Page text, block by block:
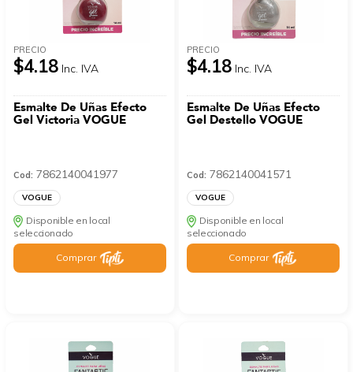
PRECIO
$4.18 Inc. IVA
Esmalte De Uñas Efecto
Gel Victoria VOGUE
Cod: 7862140041977
VOGUE
Disponible en local
seleccionado
Comprar
PRECIO
$4.18 Inc. IVA
Esmalte De Uñas Efecto
Gel Destello VOGUE
Cod: 7862140041571
VOGUE
Disponible en local
seleccionado
Comprar